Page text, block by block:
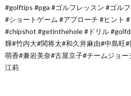
#golftips #pga #ゴルフレッスン #ゴル
#ショートゲーム #アプローチ #ヒント
#chipshot #getinthehole #ドリル
輝#竹内大#関将太#和久井麻由#中島旺
萌香#兼岩美奈#古屋京子#チームジョ
江莉